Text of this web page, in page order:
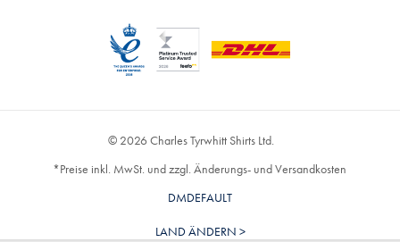
© 2026 Charles Tyrwhitt Shirts Ltd.
*Preise inkl. MwSt. und zzgl. Änderungs- und Versandkosten
DMDEFAULT
LAND ÄNDERN >